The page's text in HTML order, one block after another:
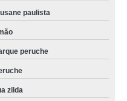
César
lausane
Vila Buarque
Higienópolis
paulista
peruche
zilda